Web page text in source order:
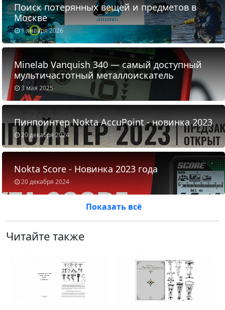
1 января 2026
Поиск потерянных вещей и предметов в
Москве
3 мая 2025
Minelab Vanquish 340 — самый доступный
мультичастотный металлоискатель
20 декабря 2024
Пинпоинтер Nokta AccuPoint - новинка 2023
20 декабря 2024
Nokta Score - Новинка 2023 года
Показать всё
Читайте также